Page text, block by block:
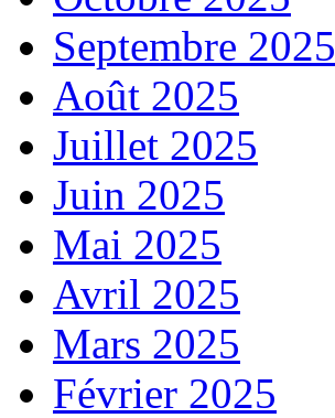
Septembre 2025
Août 2025
Juillet 2025
Juin 2025
Mai 2025
Avril 2025
Mars 2025
Février 2025